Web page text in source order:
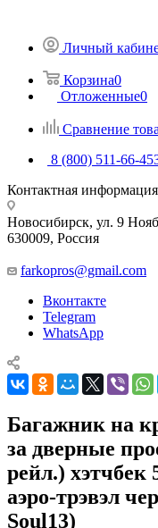
Личный
Корзина0
Отложенные0
Сравнение
8 (800) 511-66-45
Контактная информация
Новосибирск, ул. 9
630009, Россия
farkopros@gmail.com
Вконтакте
Telegram
WhatsApp
Багажник на
за дверные
рейл.) хэтчбек
аэро-трэвэл
Soul13)